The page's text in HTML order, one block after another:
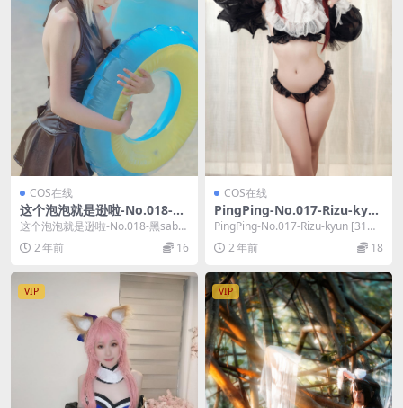
COS在线
这个泡泡就是逊啦-No.018-黑
saber泳装 [12P]
这个泡泡就是逊啦-No.018-黑saber
泳装 [12P]，这个泡泡就是逊啦在...
2 年前 16
COS在线
PingPing-No.017-Rizu-kyu
n [31P]
PingPing-No.017-Rizu-kyun [31
P]，PingPing...
2 年前 18
VIP VIP